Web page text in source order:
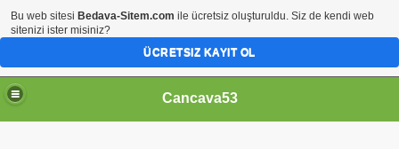
Cancava53
Bu web sitesi Bedava-Sitem.com ile ücretsiz oluşturuldu. Siz de kendi web
sitenizi ister misiniz?
ÜCRETSIZ KAYIT OL